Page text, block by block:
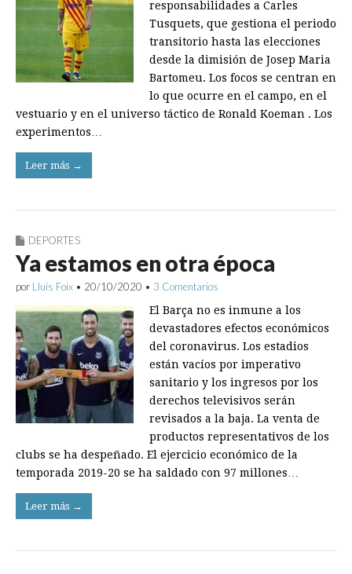
responsabilidades a Carles
Tusquets, que gestiona el periodo
transitorio hasta las elecciones
desde la dimisión de Josep Maria
Bartomeu. Los focos se centran en
lo que ocurre en el campo, en el
vestuario y en el universo táctico de Ronald Koeman . Los
experimentos…
Leer más →
DEPORTES
Ya estamos en otra época
por Lluís Foix • 20/10/2020 • 3 Comentarios
El Barça no es inmune a los
devastadores efectos económicos
del coronavirus. Los estadios
están vacíos por imperativo
sanitario y los ingresos por los
derechos televisivos serán
revisados a la baja. La venta de
productos representativos de los
clubs se ha despeñado. El ejercicio económico de la
temporada 2019-20 se ha saldado con 97 millones…
Leer más →